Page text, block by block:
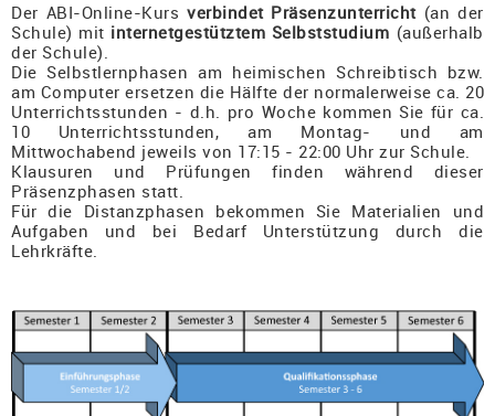
Der ABI-Online-Kurs verbindet Präsenzunterricht(an der
Schule) mit internetgestütztem Selbststudium (außerhalb
der Schule).
Die Selbstlernphasen am heimischen Schreibtisch bzw.
am Computer ersetzen die Hälfte der normalerweise ca. 20
Unterrichtsstunden - d.h. pro Woche kommen Sie für ca.
10 Unterrichtsstunden, am Montag- und am
Mittwochabend jeweils von 17:15 - 22:00 Uhr zur Schule.
Klausuren und Prüfungen finden während dieser
Präsenzphasen statt.
Für die Distanzphasen bekommen Sie Materialien und
Aufgaben und bei Bedarf Unterstützung durch die
Lehrkräfte.